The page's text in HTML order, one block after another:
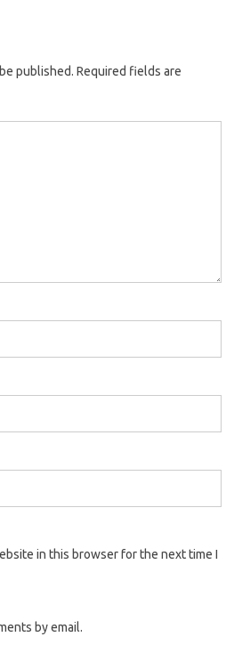
published. Required fields are
in this browser for the next time I
by email.